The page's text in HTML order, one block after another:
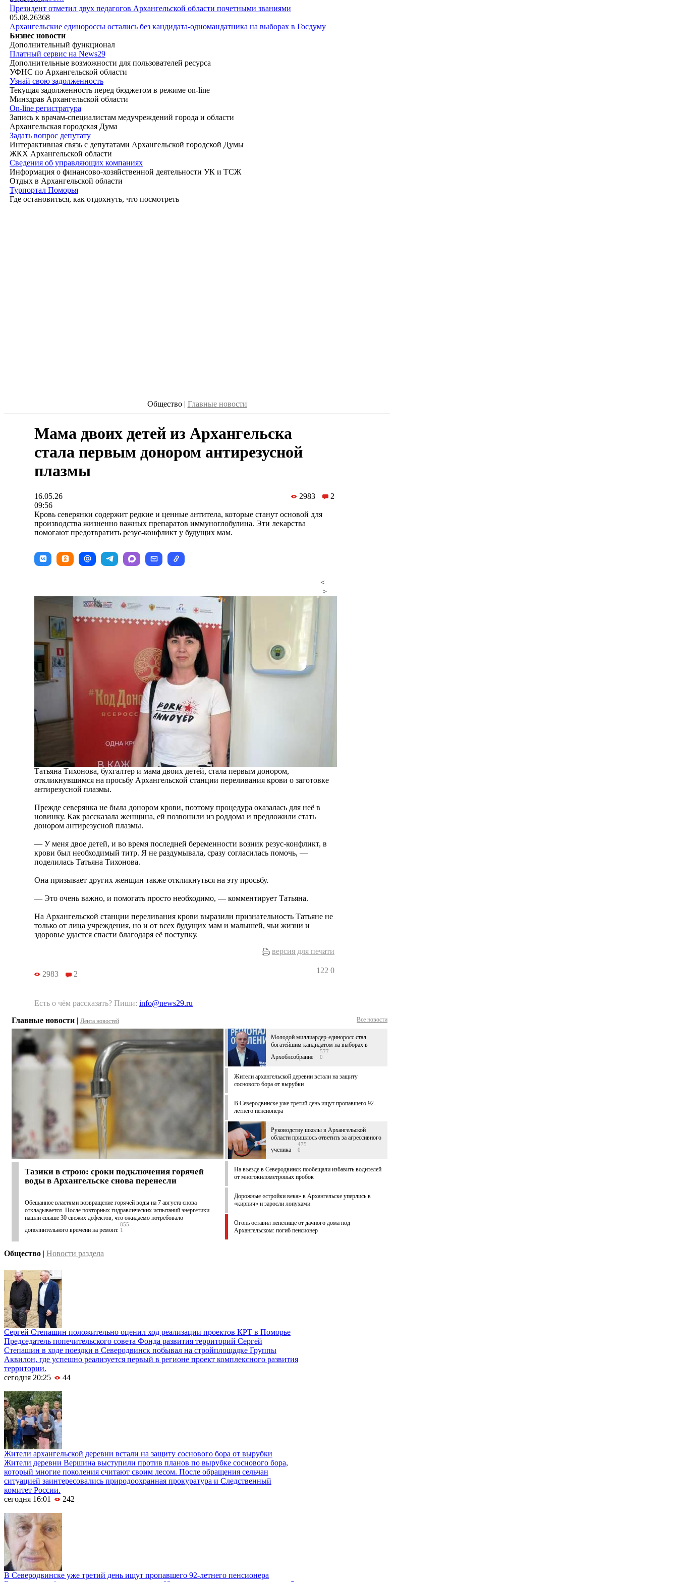
|
Президент отметил двух педагогов Архангельской области почетными званиями
05.08.26368
Архангельские единороссы остались без кандидата-одномандатника на выборах в Госдуму
Бизнес новости
Дополнительный функционал
Платный сервис на News29
Дополнительные возможности для пользователей ресурса
УФНС по Архангельской области
Узнай свою задолженность
Текущая задолженность перед бюджетом в режиме on-line
Минздрав Архангельской области
On-line регистратура
Запись к врачам-специалистам медучреждений города и области
Архангельская городская Дума
Задать вопрос депутату
Интерактивная связь с депутатами Архангельской городской Думы
ЖКХ Архангельской области
Сведения об управляющих компаниях
Информация о финансово-хозяйственной деятельности УК и ТСЖ
Отдых в Архангельской области
Турпортал Поморья
Где остановиться, как отдохнуть, что посмотреть
Общество | Главные новости
Мама двоих детей из Архангельска
стала первым донором антирезусной
плазмы
16.05.26
09:56
2983 2
Кровь северянки содержит редкие и ценные антитела, которые станут основой для
производства жизненно важных препаратов иммуноглобулина. Эти лекарства
помогают предотвратить резус-конфликт у будущих мам.
<
>
Татьяна Тихонова, бухгалтер и мама двоих детей, стала первым донором,
откликнувшимся на просьбу Архангельской станции переливания крови о заготовке
антирезусной плазмы.
Прежде северянка не была донором крови, поэтому процедура оказалась для неё в
новинку. Как рассказала женщина, ей позвонили из роддома и предложили стать
донором антирезусной плазмы.
— У меня двое детей, и во время последней беременности возник резус-конфликт, в
крови был необходимый титр. Я не раздумывала, сразу согласилась помочь, —
поделилась Татьяна Тихонова.
Она призывает других женщин также откликнуться на эту просьбу.
— Это очень важно, и помогать просто необходимо, — комментирует Татьяна.
На Архангельской станции переливания крови выразили признательность Татьяне не
только от лица учреждения, но и от всех будущих мам и малышей, чьи жизни и
здоровье удастся спасти благодаря её поступку.
версия для печати
2983 2 122 0
Есть о чём рассказать? Пиши: info@news29.ru
Главные новости | Лента новостей Все новости
Тазики в строю: сроки подключения горячей
воды в Архангельске снова перенесли
Обещанное властями возвращение горячей воды на 7 августа снова
откладывается. После повторных гидравлических испытаний энергетики
нашли свыше 30 свежих дефектов, что ожидаемо потребовало
дополнительного времени на ремонт.
855
1
Молодой миллиардер-единоросс стал
богатейшим кандидатом на выборах в
Архоблсобрание
577
0
Жители архангельской деревни встали на защиту
соснового бора от вырубки
В Северодвинске уже третий день ищут пропавшего 92-
летнего пенсионера
Руководству школы в Архангельской
области пришлось ответить за агрессивного
ученика
475
0
На въезде в Северодвинск пообещали избавить водителей
от многокилометровых пробок
Дорожные «стройки века» в Архангельске уперлись в
«кирпич» и заросли лопухами
Огонь оставил пепелище от дачного дома под
Архангельском: погиб пенсионер
Общество | Новости раздела
Сергей Степашин положительно оценил ход реализации проектов КРТ в Поморье
Председатель попечительского совета Фонда развития территорий Сергей
Степашин в ходе поездки в Северодвинск побывал на стройплощадке Группы
Аквилон, где успешно реализуется первый в регионе проект комплексного развития
территории.
сегодня 20:25
44
Жители архангельской деревни встали на защиту соснового бора от вырубки
Жители деревни Вершина выступили против планов по вырубке соснового бора,
который многие поколения считают своим лесом. После обращения сельчан
ситуацией заинтересовались природоохранная прокуратура и Следственный
комитет России.
сегодня 16:01
242
В Северодвинске уже третий день ищут пропавшего 92-летнего пенсионера